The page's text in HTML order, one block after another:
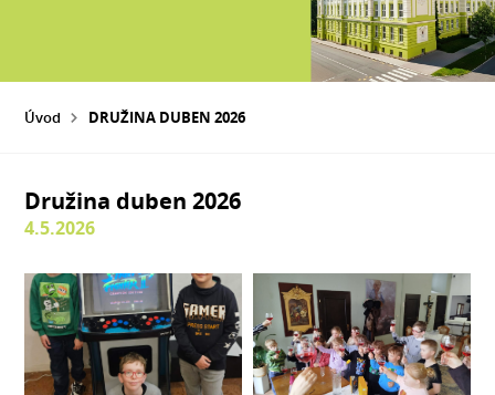
Úvod DRUŽINA DUBEN 2026
Družina duben 2026
4.5.2026